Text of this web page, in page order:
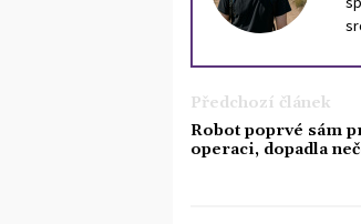
Předchozí článek
Robot poprvé sám
operaci, dopadla